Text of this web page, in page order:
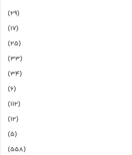
(29)
(17)
(25)
(33)
(34)
(6)
(112)
(12)
(5)
(558)